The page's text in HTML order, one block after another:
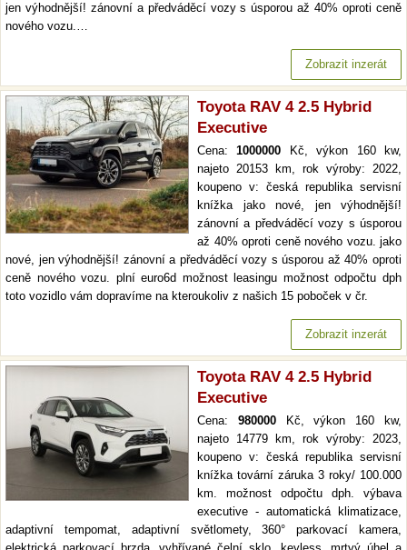
jen výhodnější! zánovní a předváděcí vozy s úsporou až 40% oproti ceně
nového vozu.…
Zobrazit inzerát
Toyota RAV 4 2.5 Hybrid
Executive
Cena:1000000 Kč, výkon 160 kw,
najeto 20153 km, rok výroby: 2022,
koupeno v: česká republika servisní
knížka jako nové, jen výhodnější!
zánovní a předváděcí vozy s úsporou
až 40% oproti ceně nového vozu. jako
nové, jen výhodnější! zánovní a předváděcí vozy s úsporou až 40% oproti
ceně nového vozu. plní euro6d možnost leasingu možnost odpočtu dph
toto vozidlo vám dopravíme na kteroukoliv z našich 15 poboček v čr.
Zobrazit inzerát
Toyota RAV 4 2.5 Hybrid
Executive
Cena: 980000Kč, výkon 160 kw,
najeto 14779 km, rok výroby: 2023,
koupeno v: česká republika servisní
knížka tovární záruka 3 roky/ 100.000
km. možnost odpočtu dph. výbava
executive - automatická klimatizace,
adaptivní tempomat, adaptivní světlomety, 360° parkovací kamera,